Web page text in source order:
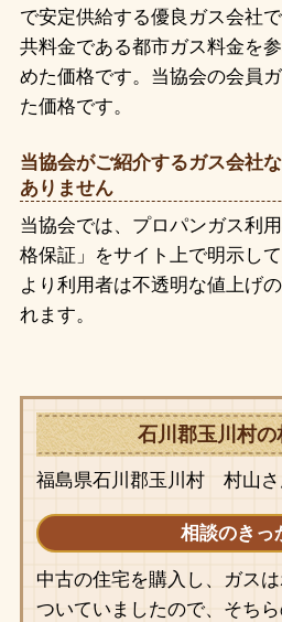
で安定供給する優良ガス会社
共料金である都市ガス料金を
めた価格です。当協会の会員
た価格です。
当協会がご紹介するガス会社
ありません
当協会では、プロパンガス利
格保証」をサイト上で明示し
より利用者は不透明な値上げ
れます。
石川郡玉川村の
福島県石川郡玉川村 村山さ
相談のきっ
中古の住宅を購入し、ガス
ついていましたので、そち